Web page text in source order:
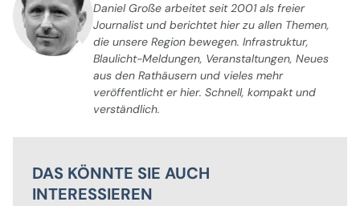
Daniel Große arbeitet seit 2001 als freier
Journalist und berichtet hier zu allen Themen,
die unsere Region bewegen. Infrastruktur,
Blaulicht-Meldungen, Veranstaltungen, Neues
aus den Rathäusern und vieles mehr
veröffentlicht er hier. Schnell, kompakt und
verständlich.
DAS KÖNNTE SIE AUCH
INTERESSIEREN